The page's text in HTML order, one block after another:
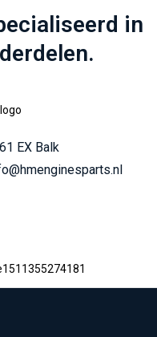
in
EX Balk